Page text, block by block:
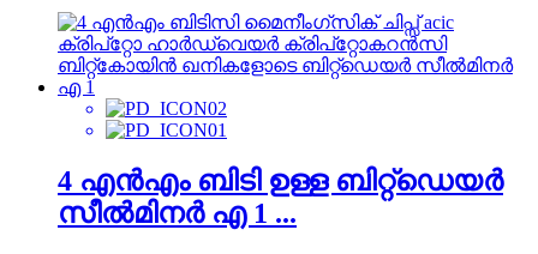
4 എൻഎം ബിടി ഉള്ള ബിറ്റ്ഡെയർ
സീൽമിനർ എ 1 ...